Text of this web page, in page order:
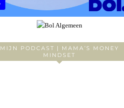
MIJN PODCAST | MAMA’S MONEY
MINDSET